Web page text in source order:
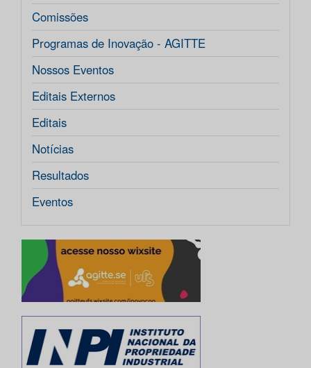
Comissões
Programas de Inovação - AGITTE
Nossos Eventos
Editais Externos
Editais
Notícias
Resultados
Eventos